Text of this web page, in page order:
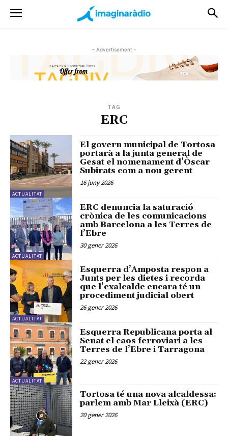
- Advertisement -
TAG
ERC
ACTUALITAT
El govern municipal de Tortosa
portarà a la junta general de
Gesat el nomenament d’Òscar
Subirats com a nou gerent
16 juny 2026
ACTUALITAT
ERC denuncia la saturació
crònica de les comunicacions
amb Barcelona a les Terres de
l’Ebre
30 gener 2026
ACTUALITAT
Esquerra d’Amposta respon a
Junts per les dietes i recorda
que l’exalcalde encara té un
procediment judicial obert
26 gener 2026
ACTUALITAT
Esquerra Republicana porta al
Senat el caos ferroviari a les
Terres de l’Ebre i Tarragona
22 gener 2026
Tortosa té una nova alcaldessa:
parlem amb Mar Lleixà (ERC)
20 gener 2026